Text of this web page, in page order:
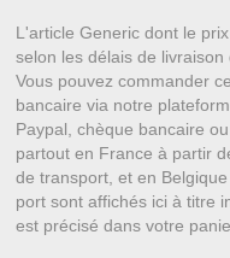
L'article Generic dont le
selon les délais de livraison
Vous pouvez commander
bancaire via notre
Paypal, chèque bancaire
partout en France à partir
de transport, et en
port sont affichés ici à titre
est précisé dans votre